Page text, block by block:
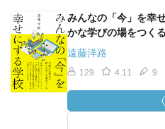
みんなの「今」を幸
かな学びの場をつくる
遠藤洋路
129 4.11 9